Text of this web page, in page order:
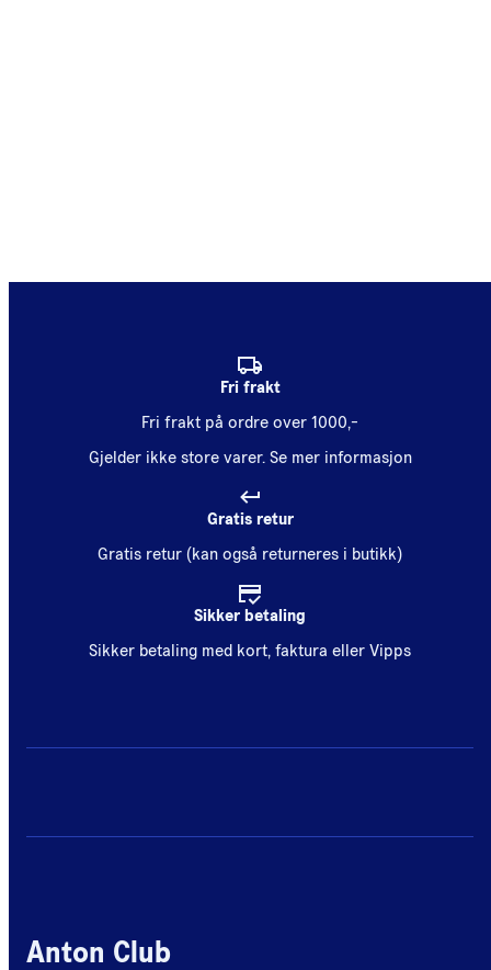
Fri frakt
Fri frakt på ordre over 1000,-
Gjelder ikke store varer. Se mer informasjon
Gratis retur
Gratis retur (kan også returneres i butikk)
Sikker betaling
Sikker betaling med kort, faktura eller Vipps
Anton Club